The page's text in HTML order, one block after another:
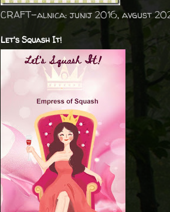
CRAFT-alnica: junij 2016, avgust
Let's Squash It!